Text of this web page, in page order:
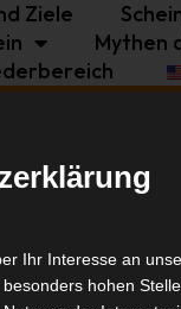
Ziele
Mythen
Ihr Interesse an
hohen